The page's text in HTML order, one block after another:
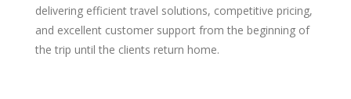
delivering efficient travel solutions, competitive pricing,
and excellent customer support from the beginning of
the trip until the clients return home.